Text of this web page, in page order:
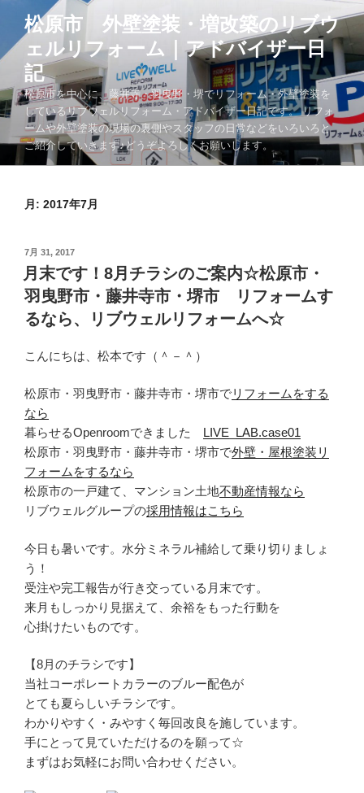
テ
ツ
へ
キ
ッ
松原市 外壁塗装・増改築のリブウ
ェルリフォーム｜アドバイザー日
記
松原市を中心に、藤井寺・羽曳野・堺でリフォーム・外壁塗装を
しているリブウェルリフォーム・アドバイザー日記です。 リフォ
ームや外壁塗装の現場の裏側やスタッフの日常などをいろいろと
ご紹介していきます♪どうぞよろしくお願いします。
月: 2017年7月
投
稿
日:
7月 31, 2017
月末です！8月チラシのご案内☆松原市・
羽曳野市・藤井寺市・堺市 リフォームす
るなら、リブウェルリフォームへ☆
こんにちは、松本です（＾－＾）
松原市・羽曳野市・藤井寺市・堺市でリフォームをする
なら
暮らせるOpenroomできました LIVE_LAB.case01
松原市・羽曳野市・藤井寺市・堺市で外壁・屋根塗装リ
フォームをするなら
松原市の一戸建て、マンション土地不動産情報なら
リブウェルグループの採用情報はこちら
今日も暑いです。水分ミネラル補給して乗り切りましょ
う！
受注や完工報告が行き交っている月末です。
来月もしっかり見据えて、余裕をもった行動を
心掛けたいものです。
【8月のチラシです】
当社コーポレートカラーのブルー配色が
とても夏らしいチラシです。
わかりやすく・みやすく毎回改良を施しています。
手にとって見ていただけるのを願って☆
まずはお気軽にお問い合わせください。